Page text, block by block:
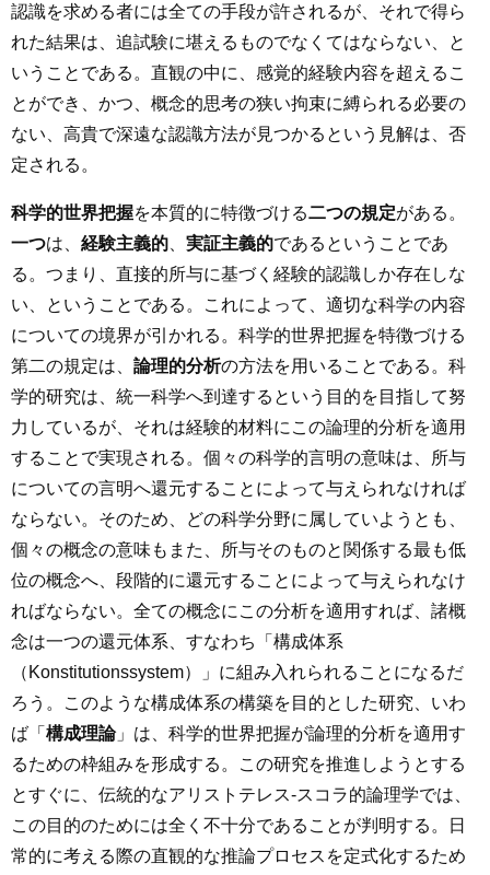
認識を求める者には全ての手段が許されるが、それで得ら
れた結果は、追試験に堪えるものでなくてはならない、と
いうことである。直観の中に、感覚的経験内容を超えるこ
とができ、かつ、概念的思考の狭い拘束に縛られる必要の
ない、高貴で深遠な認識方法が見つかるという見解は、否
定される。
科学的世界把握を本質的に特徴づける二つの規定がある。
一つは、 経験主義的 実証主義的であるということであ
る。つまり、直接的所与に基づく経験的認識しか存在しな
い、ということである。これによって、適切な科学の内容
についての境界が引かれる。科学的世界把握を特徴づける
第二の規定は、 論理的分析の方法を用いることである。科
学的研究は、統一科学へ到達するという目的を目指して努
力しているが、それは経験的材料にこの論理的分析を適用
することで実現される。個々の科学的言明の意味は、所与
についての言明へ還元することによって与えられなければ
ならない。そのため、どの科学分野に属していようとも、
個々の概念の意味もまた、所与そのものと関係する最も低
位の概念へ、段階的に還元することによって与えられなけ
ればならない。全ての概念にこの分析を適用すれば、諸概
念は一つの還元体系、すなわち「構成体系
（Konstitutionssystem）」に組み入れられることになるだ
ろう。このような構成体系の構築を目的とした研究、いわ
ば「 構成理論」は、科学的世界把握が論理的分析を適用す
るための枠組みを形成する。この研究を推進しようとする
とすぐに、伝統的なアリストテレス-スコラ的論理学では、
この目的のためには全く不十分であることが判明する。日
常的に考える際の直観的な推論プロセスを定式化するため